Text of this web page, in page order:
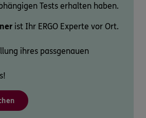
Tests erhalten haben.
ist Ihr ERGO Experte vor Ort.
ihres passgenauen